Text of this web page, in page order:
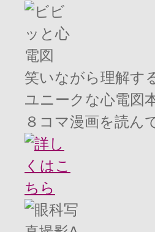
笑いながら理解す
ユニークな心電図
８コマ漫画を読ん